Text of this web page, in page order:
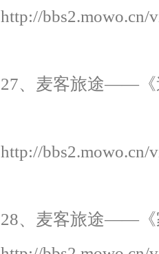
http://bbs2.mowo.cn/
27、麦客旅途——《
http://bbs2.mowo.cn/
28、麦客旅途——《